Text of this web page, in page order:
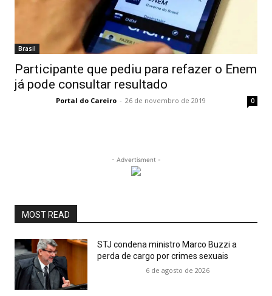
Brasil
Participante que pediu para refazer o Enem
já pode consultar resultado
Portal do Careiro - 26 de novembro de 2019 0
- Advertisment -
MOST READ
STJ condena ministro Marco Buzzi a
perda de cargo por crimes sexuais
6 de agosto de 2026